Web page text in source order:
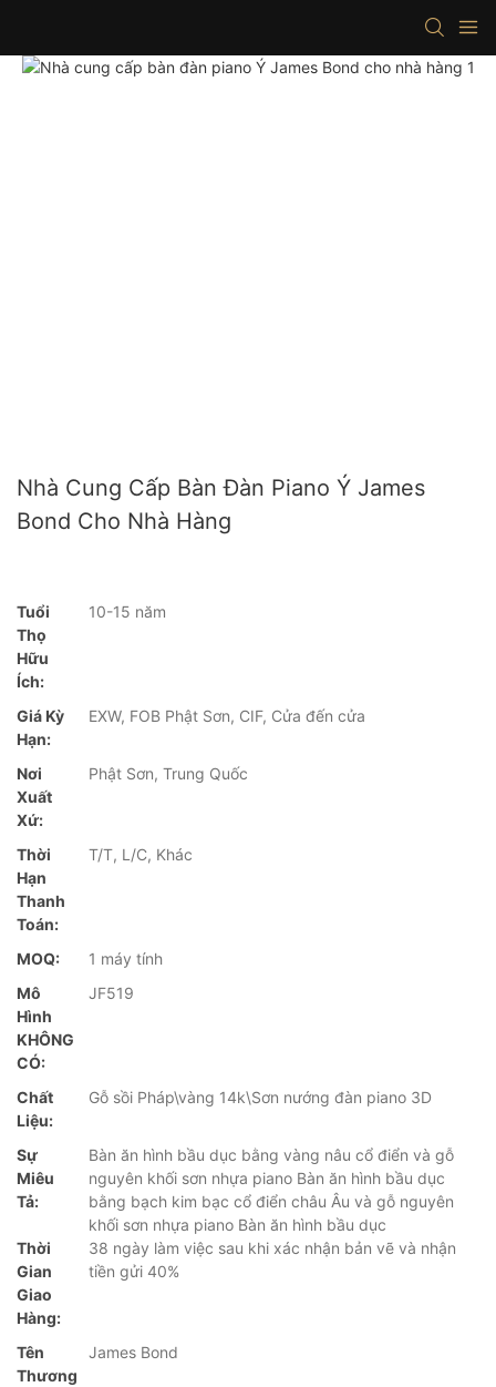
Nhà Cung Cấp Bàn Đàn Piano Ý James
Bond Cho Nhà Hàng
Tuổi
Thọ
Hữu
Ích:
10-15 năm
Giá Kỳ
Hạn:
EXW, FOB Phật Sơn, CIF, Cửa đến cửa
Nơi
Xuất
Xứ:
Phật Sơn, Trung Quốc
Thời
Hạn
Thanh
Toán:
T/T, L/C, Khác
MOQ:
1 máy tính
Mô
Hình
KHÔNG
CÓ:
JF519
Chất
Liệu:
Gỗ sồi Pháp\vàng 14k\Sơn nướng đàn piano 3D
Sự
Miêu
Tả:
Bàn ăn hình bầu dục bằng vàng nâu cổ điển và gỗ
nguyên khối sơn nhựa piano Bàn ăn hình bầu dục
bằng bạch kim bạc cổ điển châu Âu và gỗ nguyên
khối sơn nhựa piano Bàn ăn hình bầu dục
Thời
Gian
Giao
Hàng:
38 ngày làm việc sau khi xác nhận bản vẽ và nhận
tiền gửi 40%
Tên
Thương
James Bond